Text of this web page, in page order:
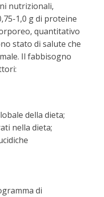
nutrizionali,
1,0 g di proteine
quantitativo
stato di salute che
Il fabbisogno
della dieta;
nella dieta;
di